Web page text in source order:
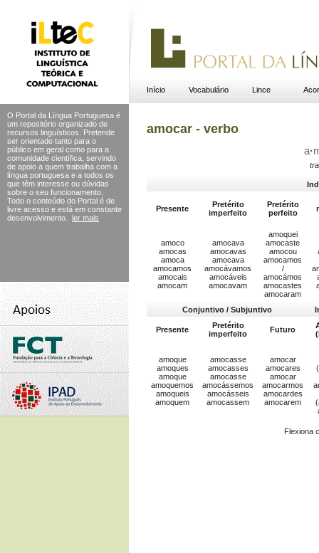
Início Vocabulário Lince
O Portal da Língua Portuguesa é
um repositório organizado de
recursos linguísticos. Pretende
ser orientado tanto para o
público em geral como para a
comunidade científica, servindo
de apoio a quem trabalha com a
língua portuguesa e a todos os
que têm interesse ou dúvidas
sobre o seu funcionamento.
Todo o conteúdo do Portal é de
livre acesso e está em constante
desenvolvimento.
ler mais
amocar - verbo
a·
Presente
Pretérito
imperfeito
Pretérito
perfeito
amoco
amocas
amoca
amocamos
amocais
amocam
amocava
amocavas
amocava
amocávamos
amocáveis
amocavam
amoquei
amocaste
amocou
amocamos
/
amocámos
amocastes
amocaram
Conjuntivo / Subjuntivo
Presente
Pretérito
imperfeito
Futuro
amoque
amoques
amoque
amoquemos
amoqueis
amoquem
amocasse
amocasses
amocasse
amocássemos
amocásseis
amocassem
amocar
amocares
amocar
amocarmos
amocardes
amocarem
Flexiona